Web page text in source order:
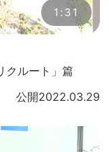
1:31
ルート」篇
公開2022.03.29